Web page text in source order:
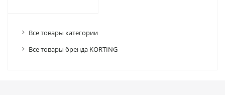
Все товары категории
Все товары бренда KORTING